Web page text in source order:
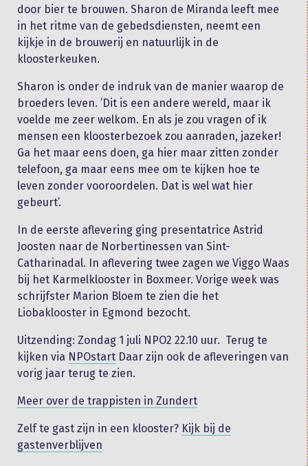
door bier te brouwen. Sharon de Miranda leeft mee
in het ritme van de gebedsdiensten, neemt een
kijkje in de brouwerij en natuurlijk in de
kloosterkeuken.
Sharon is onder de indruk van de manier waarop de
broeders leven. ’Dit is een andere wereld, maar ik
voelde me zeer welkom. En als je zou vragen of ik
mensen een kloosterbezoek zou aanraden, jazeker!
Ga het maar eens doen, ga hier maar zitten zonder
telefoon, ga maar eens mee om te kijken hoe te
leven zonder vooroordelen. Dat is wel wat hier
gebeurt’.
In de eerste aflevering ging presentatrice Astrid
Joosten naar de Norbertinessen van Sint-
Catharinadal. In aflevering twee zagen we Viggo Waas
bij het Karmelklooster in Boxmeer. Vorige week was
schrijfster Marion Bloem te zien die het
Liobaklooster in Egmond bezocht.
Uitzending: Zondag 1 juli NPO2 22.10 uur. Terug te
kijken via NPOstart Daar zijn ook de afleveringen van
vorig jaar terug te zien.
Meer over de trappisten in Zundert
Zelf te gast zijn in een klooster? Kijk bij de
gastenverblijven